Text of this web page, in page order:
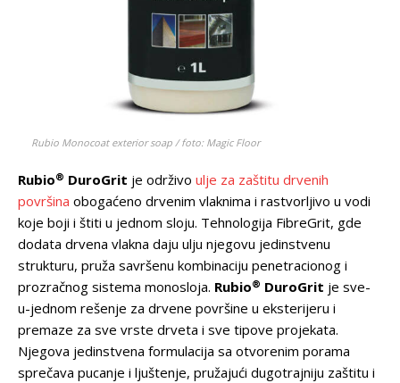
Rubio Monocoat exterior soap / foto: Magic Floor
Rubio® DuroGrit je održivo ulje za zaštitu drvenih
površina obogaćeno drvenim vlaknima i rastvorljivo u vodi
koje boji i štiti u jednom sloju. Tehnologija FibreGrit, gde
dodata drvena vlakna daju ulju njegovu jedinstvenu
strukturu, pruža savršenu kombinaciju penetracionog i
prozračnog sistema monosloja. Rubio® DuroGrit je sve-
u-jednom rešenje za drvene površine u eksterijeru i
premaze za sve vrste drveta i sve tipove projekata.
Njegova jedinstvena formulacija sa otvorenim porama
sprečava pucanje i ljuštenje, pružajući dugotrajniju zaštitu i